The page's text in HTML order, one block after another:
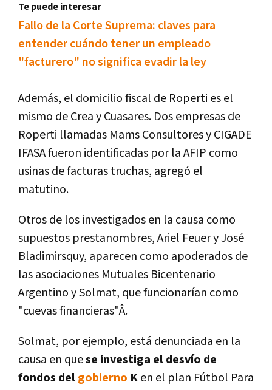
Te puede interesar
Fallo de la Corte Suprema: claves para
entender cuándo tener un empleado
"facturero" no significa evadir la ley
Además, el domicilio fiscal de Roperti es el
mismo de Crea y Cuasares. Dos empresas de
Roperti llamadas Mams Consultores y CIGADE
IFASA fueron identificadas por la AFIP como
usinas de facturas truchas, agregó el
matutino.
Otros de los investigados en la causa como
supuestos prestanombres, Ariel Feuer y José
Bladimirsquy, aparecen como apoderados de
las asociaciones Mutuales Bicentenario
Argentino y Solmat, que funcionarí­an como
"cuevas financieras"Â.
Solmat, por ejemplo, está denunciada en la
causa en quese investiga el desví­o de
fondos delgobierno Ken el plan Fútbol Para